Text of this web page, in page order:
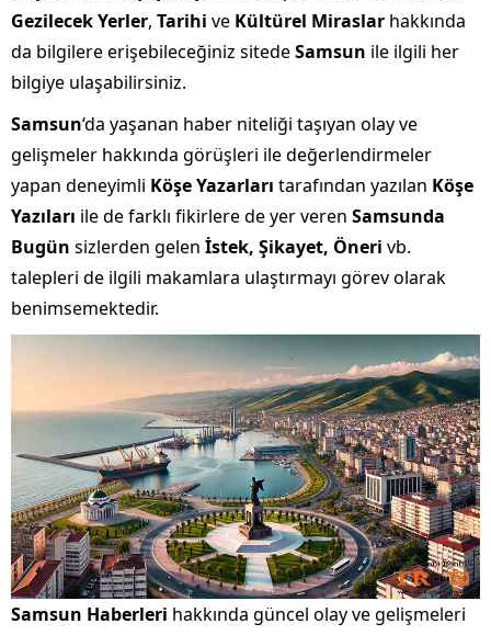
Gezilecek Yerler, Tarihi ve Kültürel Miraslar hakkında
da bilgilere erişebileceğiniz sitedeSamsun ile ilgili her
bilgiye ulaşabilirsiniz.
Samsun‘da yaşanan haber niteliği taşıyan olay ve
gelişmeler hakkında görüşleri ile değerlendirmeler
yapan deneyimli Köşe Yazarları tarafından yazılan Köşe
Yazıları ile de farklı fikirlere de yer veren Samsunda
Bugün sizlerden gelen İstek, Şikayet, Öneri vb.
talepleri de ilgili makamlara ulaştırmayı görev olarak
benimsemektedir.
Samsun Haberleri hakkında güncel olay ve gelişmeleri